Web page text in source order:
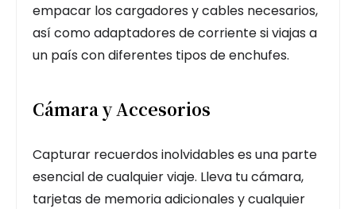
empacar los cargadores y cables necesarios,
así como adaptadores de corriente si viajas a
un país con diferentes tipos de enchufes.
Cámara y Accesorios
Capturar recuerdos inolvidables es una parte
esencial de cualquier viaje. Lleva tu cámara,
tarjetas de memoria adicionales y cualquier